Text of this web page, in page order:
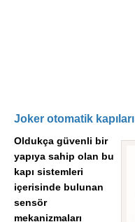
Joker otomatik kapıları
Oldukça güvenli bir
yapıya sahip olan bu
kapı sistemleri
içerisinde bulunan
sensör
mekanizmaları